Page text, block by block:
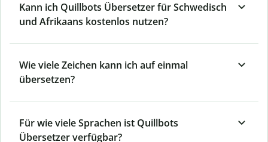
Kann ich Quillbots Übersetzer für Schwedisch
und Afrikaans kostenlos nutzen?
Wie viele Zeichen kann ich auf einmal
übersetzen?
Für wie viele Sprachen ist Quillbots
Übersetzer verfügbar?